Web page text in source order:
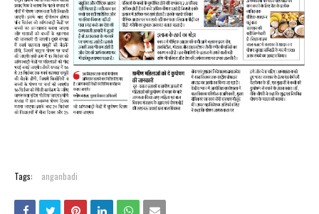
Tags: anganbadi